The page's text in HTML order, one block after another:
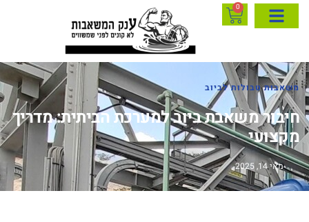
0
משאבות טבולות לביוב
חיבור משאבת ביוב למערכת הביתית: מדריך
מקצועי
מאי 14, 2025